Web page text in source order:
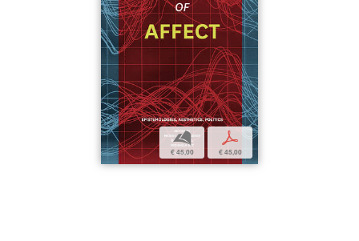
b
€ 45,00
p
€ 45,00